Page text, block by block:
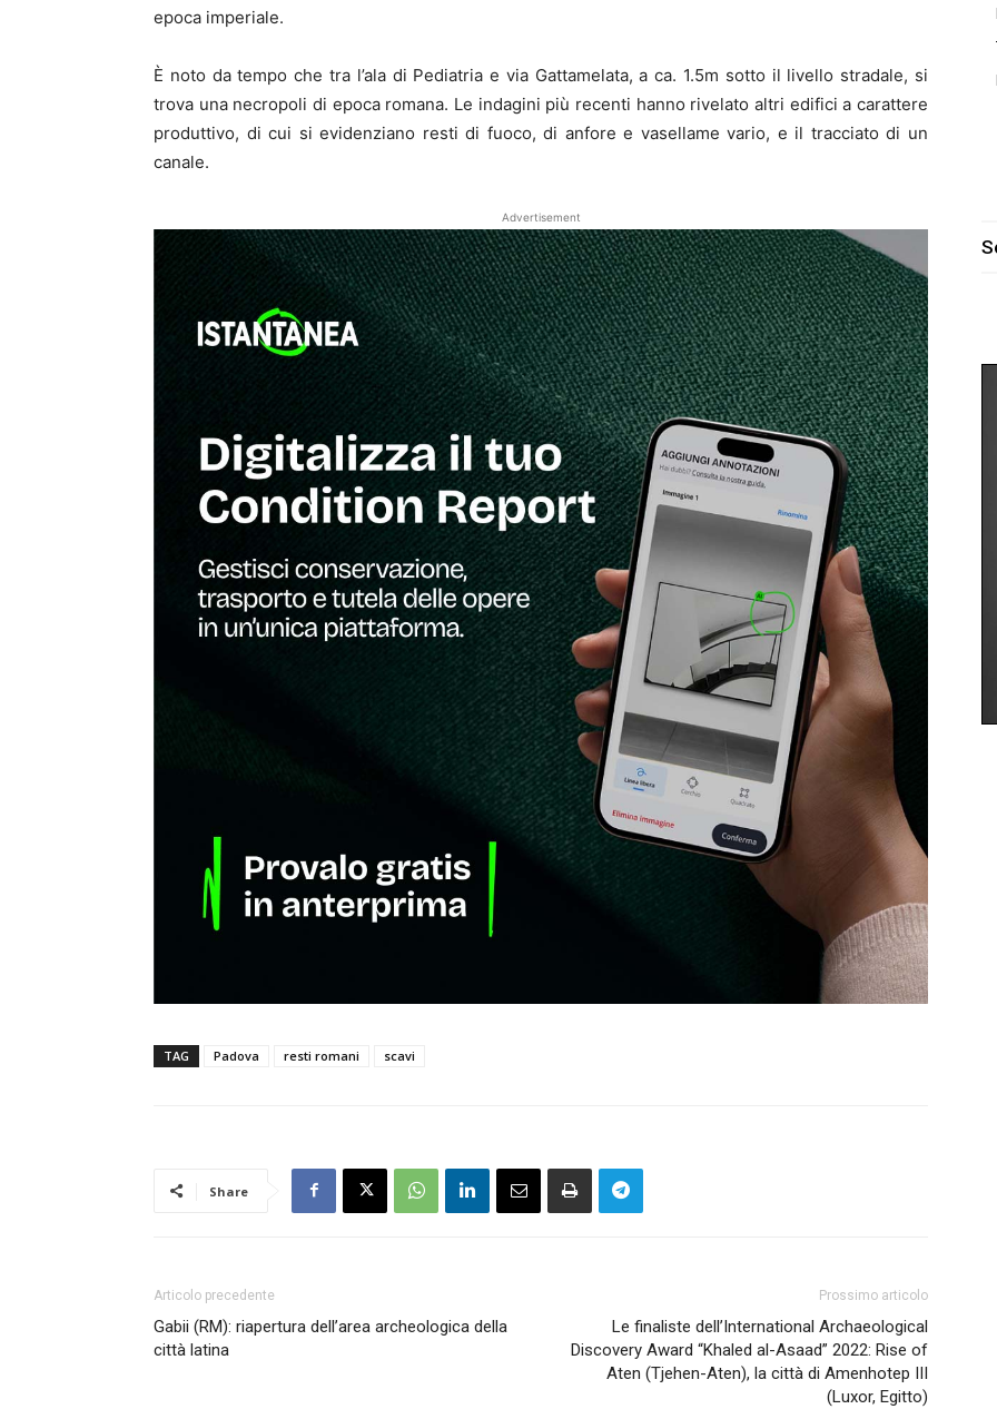
epoca imperiale.
È noto da tempo che tra l’ala di Pediatria e via Gattamelata, a ca. 1.5m sotto il livello stradale, si
trova una necropoli di epoca romana. Le indagini più recenti hanno rivelato altri edifici a carattere
produttivo, di cui si evidenziano resti di fuoco, di anfore e vasellame vario, e il tracciato di un
canale.
Advertisement
TAG Padova resti romani scavi
Share
Articolo precedente
Gabii (RM): riapertura dell’area archeologica della
città latina
Prossimo articolo
Le finaliste dell’International Archaeological
Discovery Award “Khaled al-Asaad” 2022: Rise of
Aten (Tjehen-Aten), la città di Amenhotep III
(Luxor, Egitto)